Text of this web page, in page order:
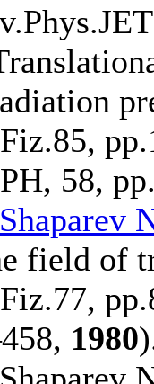
58,
Shaparev
field of
, 1980